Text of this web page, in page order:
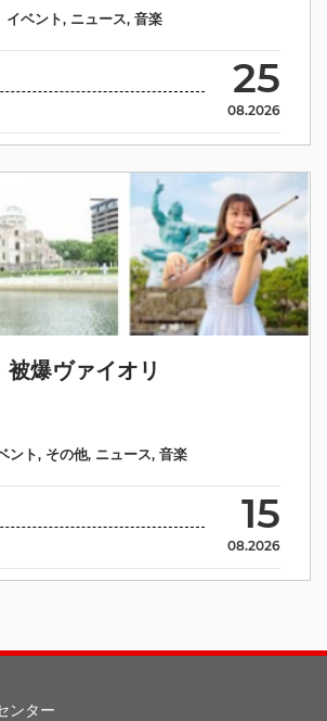
25
08.2026
イベント, ニュース, 音楽
被爆ヴァイオリ
15
08.2026
ント, その他, ニュース, 音楽
ンター